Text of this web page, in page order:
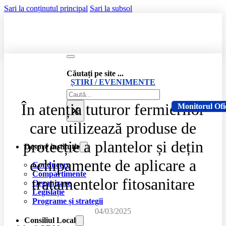
Sari la conținutul principal Sari la subsol
Căutați pe site ...
Caută
×
Despre instituție
Conducere
Compartimente
Organizare
Legislație
Programe și strategii
Consiliul Local
Monitorul
ȘTIRI / EVENIMENTE
În atenția tuturor fermierilor
care utilizează produse de
protecție a plantelor și dețin
echipamente de aplicare a
tratamentelor fitosanitare
04/03/2025